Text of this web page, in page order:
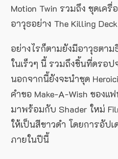
Motion Twin รวมถึง ชุดเครื่
อาวุธอย่าง The Killing
อย่างไรก็ตามยังมีอาวุธตา
ในเร็วๆ นี้ รวมถึงชิ้นที่ดรอป
นอกจากนี้ยังจะนำชุด
คำขอ Make-A-Wish ของแ
มาพร้อมกับ Shader ใหม่
ให้เป็นสีขาวดำ โดยการอัปเ
ภายในปีนี้